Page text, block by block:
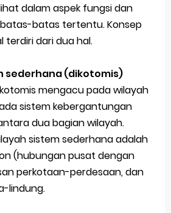
Soal TKA Sosiologi 2025 + Kunci
Topik Konsep Geografi + Kunci
😤 TKA 2025 Beda Level. Kuasai 150 Bank Soal HOTS Sekarang!
TKA Geografi 2025 + Kunci Jawaban
Soal TKA Geografi [Wajib Baca]
Jaman Sekarang Makin Berat
dalam aspek fungsi dan
batas tertentu. Konsep
terdiri dari dua hal.
sederhana (dikotomis)
mengacu pada wilayah
sistem kebergantungan
dua bagian wilayah.
sistem sederhana adalah
(hubungan pusat dengan
perkotaan-perdesaan, dan
lindung.